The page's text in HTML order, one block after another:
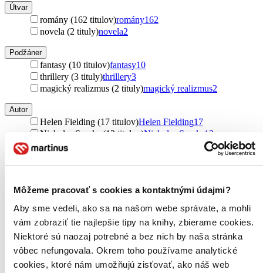
Môžeme pracovať s cookies a kontaktnými údajmi?
Aby sme vedeli, ako sa na našom webe správate, a mohli
vám zobraziť tie najlepšie tipy na knihy, zbierame cookies.
Niektoré sú naozaj potrebné a bez nich by naša stránka
vôbec nefungovala. Okrem toho používame analytické
cookies, ktoré nám umožňujú zisťovať, ako náš web
Útvar
romány (162 titulov)romány162
novela (2 tituly)novela2
Podžáner
fantasy (10 titulov)fantasy10
thrillery (3 tituly)thrillery3
magický realizmus (2 tituly)magický realizmus2
Autor
Helen Fielding (17 titulov)Helen Fielding17
Nicholas Sparks (13 titulov)Nicholas Sparks 13
Stacey Halls (8 titulov)
Anna Hogeland (7 titulov)Anna Hogeland7
Rufi Thorpe (6 titulov)Rufi Thorpe6
John Irving (5 titulov)
John Irving
Kim Hooper (5 titulov)
Andrea Coddington (4 tituly)Andrea Coddington4
Martina Jakubová (4 tituly)Martina Jakubová4
Donal Ryan (4 tituly)Donal Ryan4
Adrienne Bensonová (4 tituly)Adrienne Bensonová